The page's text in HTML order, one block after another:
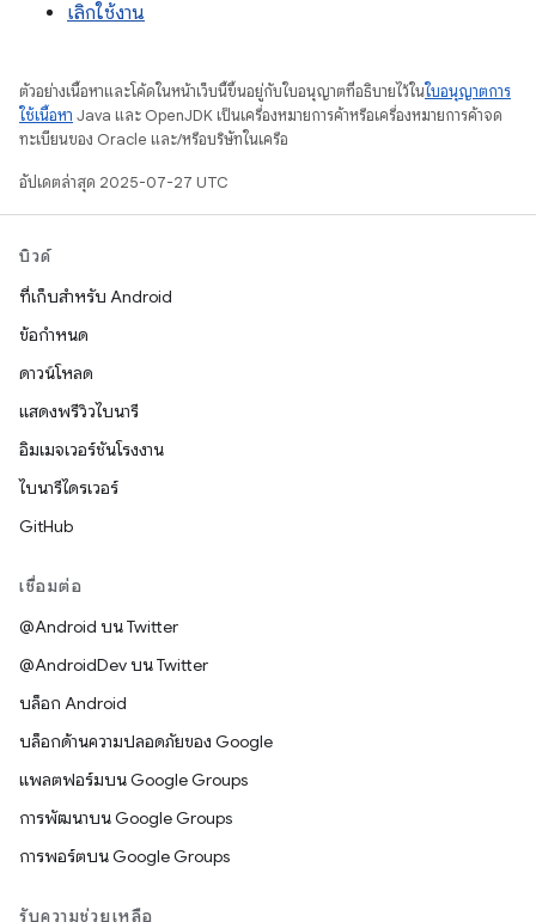
เลิกใช้งาน
ตัวอย่างเนื้อหาและโค้ดในหน้าเว็บนี้ขึ้นอยู่กับใบอนุญาตที่อธิบายไว้ในใบอนุญาตการ
ใช้เนื้อหา Java และ OpenJDK เป็นเครื่องหมายการค้าหรือเครื่องหมายการค้าจด
ทะเบียนของ Oracle และ/หรือบริษัทในเครือ
อัปเดตล่าสุด 2025-07-27 UTC
บิวด์
ที่เก็บสำหรับ Android
ข้อกำหนด
ดาวน์โหลด
แสดงพรีวิวไบนารี
อิมเมจเวอร์ชันโรงงาน
ไบนารีไดรเวอร์
GitHub
เชื่อมต่อ
@Android บน Twitter
@AndroidDev บน Twitter
บล็อก Android
บล็อกด้านความปลอดภัยของ Google
แพลตฟอร์มบน Google Groups
การพัฒนาบน Google Groups
การพอร์ตบน Google Groups
รับความช่วยเหลือ